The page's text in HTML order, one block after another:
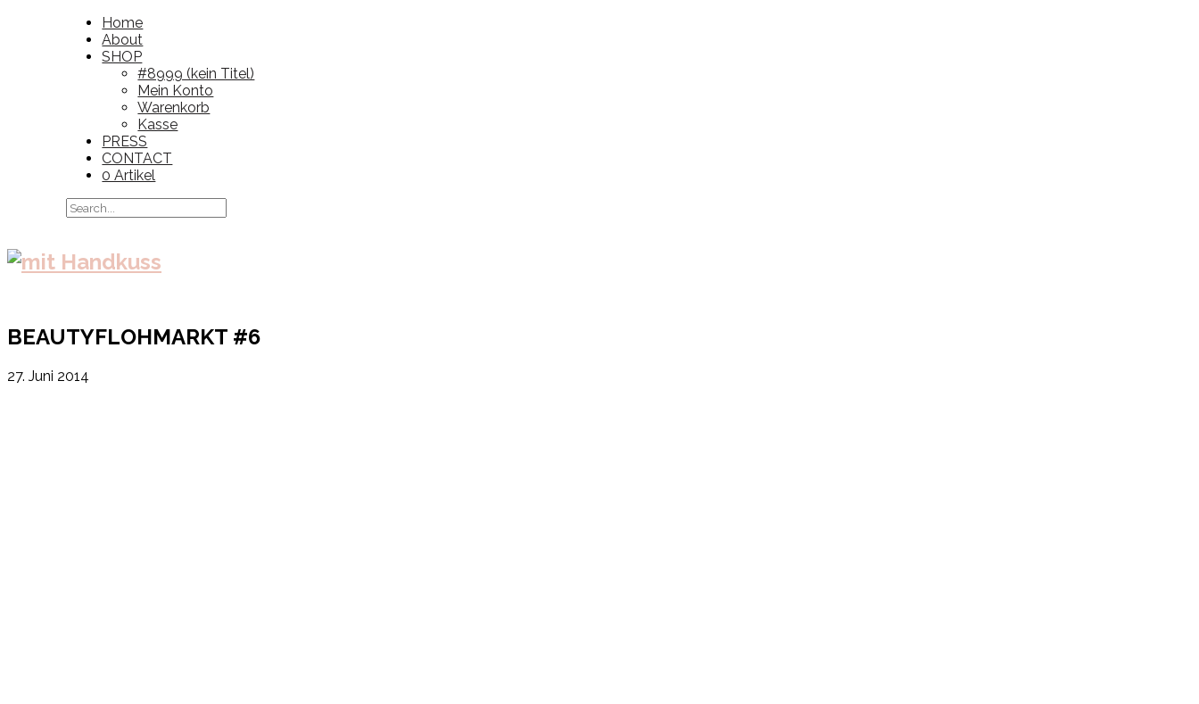
Home
About
SHOP
#8999 (kein Titel)
Mein Konto
Warenkorb
Kasse
PRESS
CONTACT
0 Artikel
BEAUTYFLOHMARKT #6
27. Juni 2014